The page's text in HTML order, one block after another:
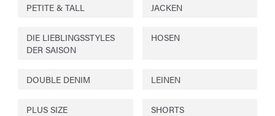
PETITE & TALL JACKEN
DIE LIEBLINGSSTYLES
DER SAISON
HOSEN
DOUBLE DENIM LEINEN
PLUS SIZE SHORTS